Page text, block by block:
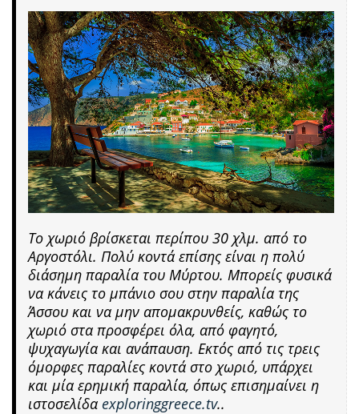
Το χωριό βρίσκεται περίπου 30 χλμ. από το
Αργοστόλι. Πολύ κοντά επίσης είναι η πολύ
διάσημη παραλία του Μύρτου. Μπορείς φυσικά
να κάνεις το μπάνιο σου στην παραλία της
Άσσου και να μην απομακρυνθείς, καθώς το
χωριό στα προσφέρει όλα, από φαγητό,
ψυχαγωγία και ανάπαυση. Εκτός από τις τρεις
όμορφες παραλίες κοντά στο χωριό, υπάρχει
και μία ερημική παραλία, όπως επισημαίνει η
ιστοσελίδα exploringgreece.tv..